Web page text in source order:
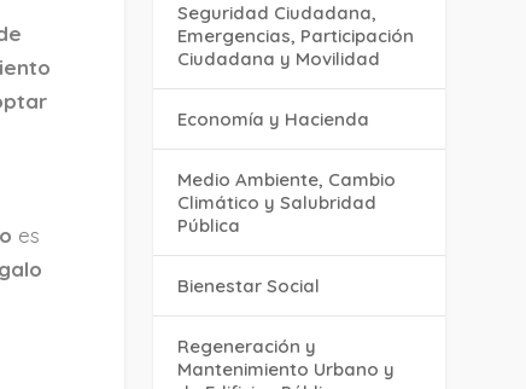
es
Seguridad Ciudadana,
Emergencias, Participación
Ciudadana y Movilidad
Economía y Hacienda
Medio Ambiente, Cambio
Climático y Salubridad
Pública
Bienestar Social
Regeneración y
Mantenimiento Urbano y